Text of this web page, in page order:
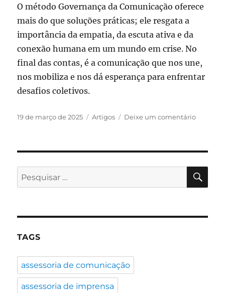
O método Governança da Comunicação oferece
mais do que soluções práticas; ele resgata a
importância da empatia, da escuta ativa e da
conexão humana em um mundo em crise. No
final das contas, é a comunicação que nos une,
nos mobiliza e nos dá esperança para enfrentar
desafios coletivos.
Publicado
19 de março de 2025 Categorias
Artigos Deixe um comentárioem
de
Crise
Mundial:
Pesquisar
por:
TAGS
assessoria de comunicação
assessoria de imprensa